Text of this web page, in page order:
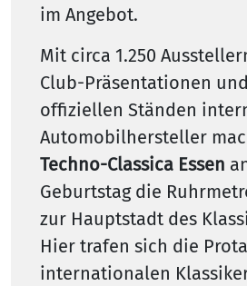
im Angebot.
Mit circa 1.250
Club-Präsentationen
offiziellen Ständen
Automobilhersteller
Techno-Classica Essen
Geburtstag die
zur Hauptstadt des
Hier trafen sich die
internationalen